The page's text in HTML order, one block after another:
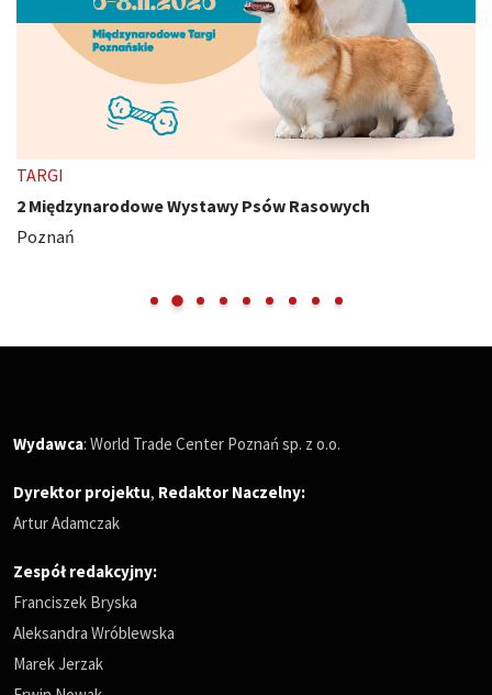
TARGI
2 Międzynarodowe Wystawy Psów Rasowych
Poznań
Wydawca: World Trade Center Poznań sp. z o.o.
Dyrektor projektu, Redaktor Naczelny:
Artur Adamczak
Zespół redakcyjny:
Franciszek Bryska
Aleksandra Wróblewska
Marek Jerzak